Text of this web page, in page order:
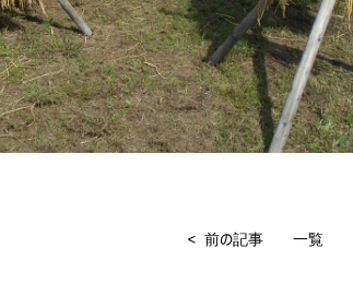
< 前の記事 一覧